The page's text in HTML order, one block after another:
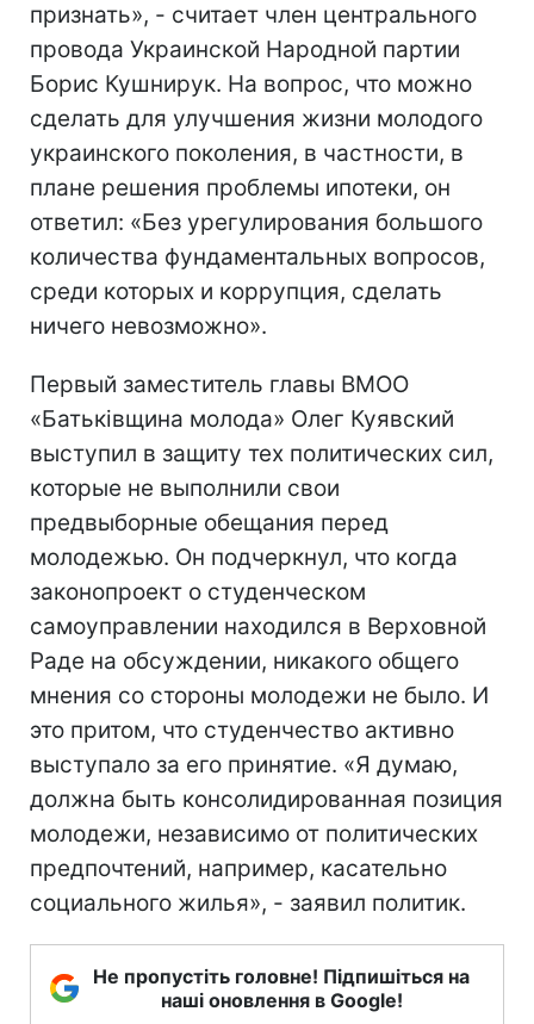
признать», - считает член центрального
провода Украинской Народной партии
Борис Кушнирук. На вопрос, что можно
сделать для улучшения жизни молодого
украинского поколения, в частности, в
плане решения проблемы ипотеки, он
ответил: «Без урегулирования большого
количества фундаментальных вопросов,
среди которых и коррупция, сделать
ничего невозможно».
Первый заместитель главы ВМОО
«Батьківщина молода» Олег Куявский
выступил в защиту тех политических сил,
которые не выполнили свои
предвыборные обещания перед
молодежью. Он подчеркнул, что когда
законопроект о студенческом
самоуправлении находился в Верховной
Раде на обсуждении, никакого общего
мнения со стороны молодежи не было. И
это притом, что студенчество активно
выступало за его принятие. «Я думаю,
должна быть консолидированная позиция
молодежи, независимо от политических
предпочтений, например, касательно
социального жилья», - заявил политик.
Не пропустіть головне! Підпишіться на
наші оновлення в Google!